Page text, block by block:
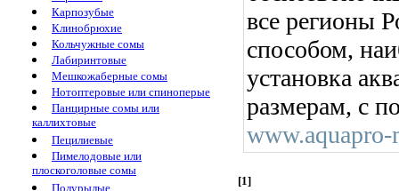
Карпозубые
Клинобрюхие
Кольчужные сомы
Лабиринтовые
Мешкожаберные сомы
Нотоптеровые или спиноперые
Панцирные сомы или
каллихтовые
Пецилиевые
Пимелодовые или
плоскоголовые сомы
Полурылые
все регионы
способом,
установка
размерам, с
www.aquapro-
[1]